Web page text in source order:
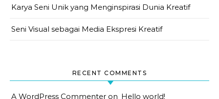
Karya Seni Unik yang Menginspirasi Dunia Kreatif
Seni Visual sebagai Media Ekspresi Kreatif
RECENT COMMENTS
A WordPress Commenter on Hello world!